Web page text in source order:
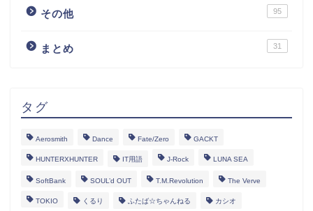
その他 95
まとめ 31
タグ
Aerosmith Dance Fate/Zero GACKT
HUNTERXHUNTER IT用語 J-Rock LUNA SEA
SoftBank SOUL’d OUT T.M.Revolution The Verve
TOKIO くるり ふたば☆ちゃんねる カシオ